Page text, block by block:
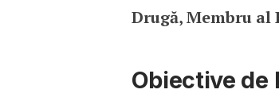
Drugă, Membru
Obiective de